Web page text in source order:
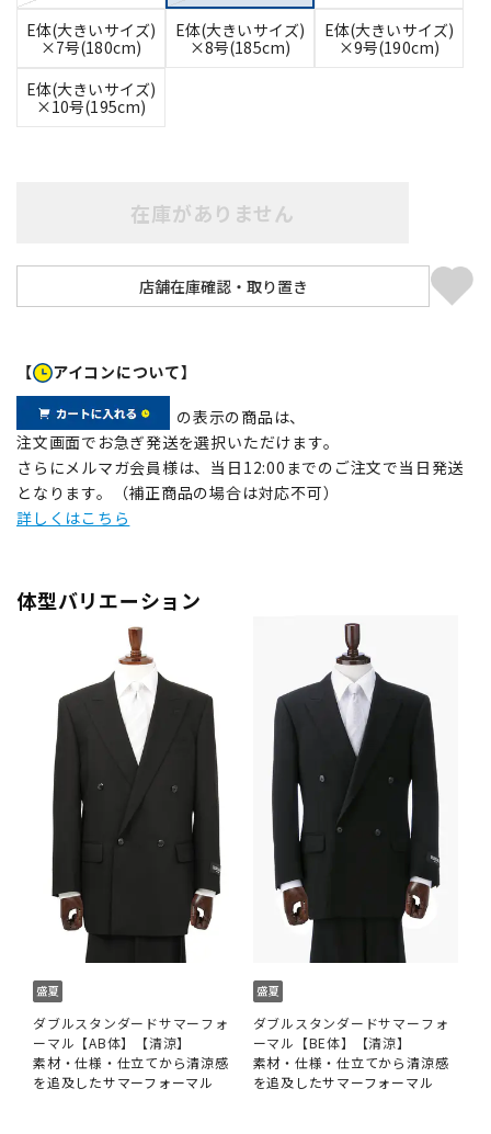
E体(大きいサイズ)
×7号(180cm)
E体(大きいサイズ)
×8号(185cm)
E体(大きいサイズ)
×9号(190cm)
E体(大きいサイズ)
×10号(195cm)
在庫がありません
【 アイコンについて】
の表示の商品は、
注文画面でお急ぎ発送を選択いただけます。
さらにメルマガ会員様は、当日12:00までのご注文で当日発送
となります。（補正商品の場合は対応不可）
詳しくはこちら
体型バリエーション
ダブルスタンダードサマーフォ
ーマル【AB体】【清涼】
素材・仕様・仕立てから清涼感
を追及したサマーフォーマル
ダブルスタンダードサマーフォ
ーマル【BE体】【清涼】
素材・仕様・仕立てから清涼感
を追及したサマーフォーマル